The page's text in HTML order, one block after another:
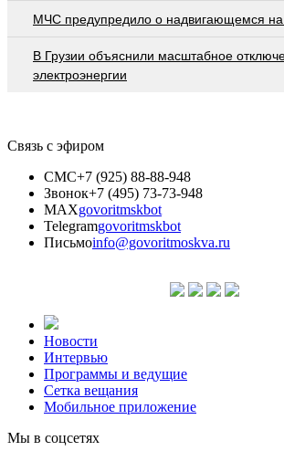
МЧС предупредило о надвигающемся
В Грузии объяснили масштабное
электроэнергии
Связь с эфиром
СМС+7 (925) 88-88-948
Звонок+7 (495) 73-73-948
MAXgovoritmskbot
Telegramgovoritmskbot
Письмоinfo@govoritmoskva.ru
Новости
Интервью
Программы и ведущие
Сетка вещания
Мобильное приложение
Мы в соцсетях